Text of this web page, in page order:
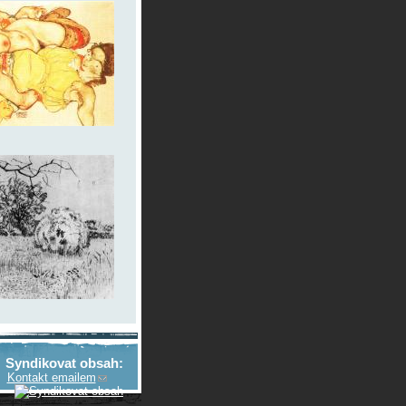
Syndikovat obsah:
Kontakt emailem